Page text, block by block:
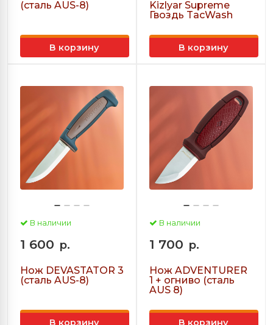
(сталь AUS-8)
В корзину
Kizlyar Supreme
Гвоздь TacWash
В корзину
В наличии
1 600 р.
Нож DEVASTATOR 3
(сталь AUS-8)
В корзину
В наличии
1 700 р.
Нож ADVENTURER
1 + огниво (сталь
AUS 8)
В корзину